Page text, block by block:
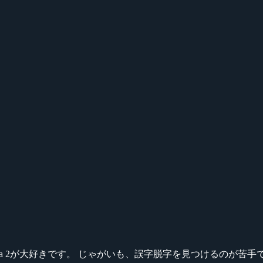
2が大好きです。 じゃがいも、誤字脱字を見つけるのが苦